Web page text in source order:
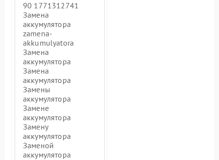
90 1771312741
Замена
аккумулятора
zamena-
akkumulyatora
Замена
аккумулятора
Замена
аккумулятора
Замены
аккумулятора
Замене
аккумулятора
Замену
аккумулятора
Заменой
аккумулятора